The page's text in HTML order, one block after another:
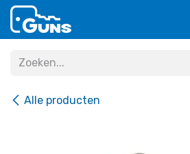
Overslaan naar inhoud
Alle producten